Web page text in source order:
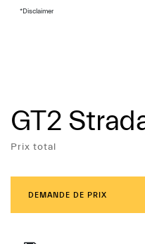
*Disclaimer
Services
GT2
Prix total
DEMANDE DE PRIX